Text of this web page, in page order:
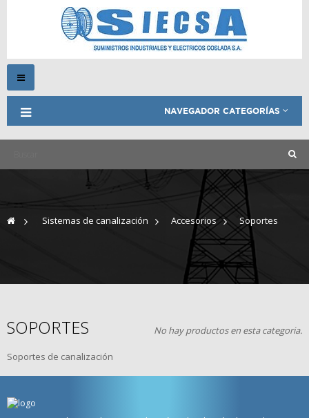
Navegación
Toggle
NAVEGADOR CATEGORÍAS
> Sistemas de canalización > Accesorios > Soportes
SOPORTES No hay productos en esta categoria.
Soportes de canalización